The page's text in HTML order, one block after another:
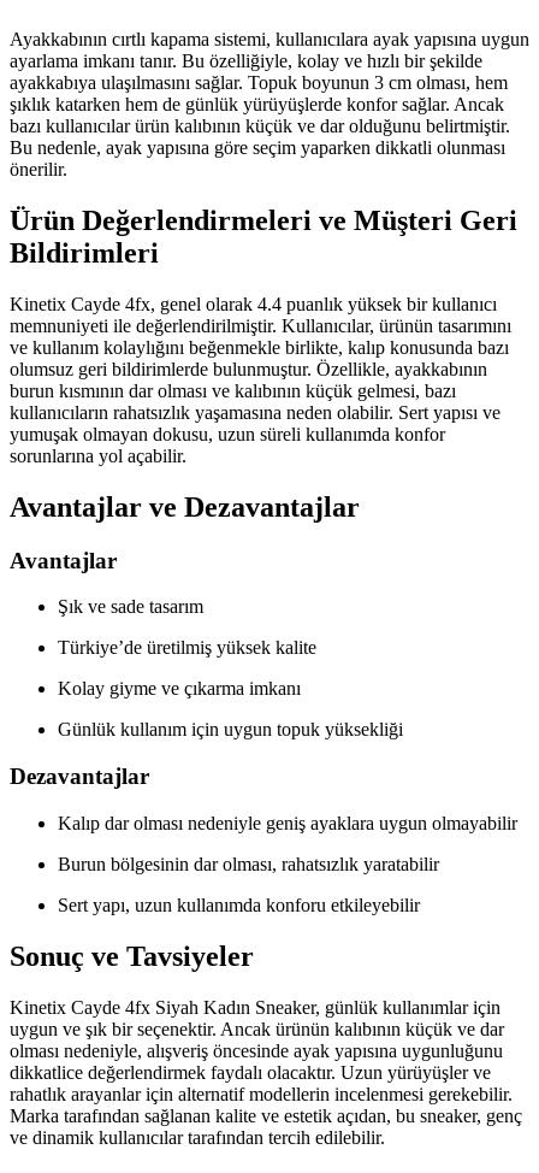
Ayakkabının cırtlı kapama sistemi, kullanıcılara ayak yapısına uygun
ayarlama imkanı tanır. Bu özelliğiyle, kolay ve hızlı bir şekilde
ayakkabıya ulaşılmasını sağlar. Topuk boyunun 3 cm olması, hem
şıklık katarken hem de günlük yürüyüşlerde konfor sağlar. Ancak
bazı kullanıcılar ürün kalıbının küçük ve dar olduğunu belirtmiştir.
Bu nedenle, ayak yapısına göre seçim yaparken dikkatli olunması
önerilir.
Ürün Değerlendirmeleri ve Müşteri Geri
Bildirimleri
Kinetix Cayde 4fx, genel olarak 4.4 puanlık yüksek bir kullanıcı
memnuniyeti ile değerlendirilmiştir. Kullanıcılar, ürünün tasarımını
ve kullanım kolaylığını beğenmekle birlikte, kalıp konusunda bazı
olumsuz geri bildirimlerde bulunmuştur. Özellikle, ayakkabının
burun kısmının dar olması ve kalıbının küçük gelmesi, bazı
kullanıcıların rahatsızlık yaşamasına neden olabilir. Sert yapısı ve
yumuşak olmayan dokusu, uzun süreli kullanımda konfor
sorunlarına yol açabilir.
Avantajlar ve Dezavantajlar
Avantajlar
Şık ve sade tasarım
Türkiye’de üretilmiş yüksek kalite
Kolay giyme ve çıkarma imkanı
Günlük kullanım için uygun topuk yüksekliği
Dezavantajlar
Kalıp dar olması nedeniyle geniş ayaklara uygun olmayabilir
Burun bölgesinin dar olması, rahatsızlık yaratabilir
Sert yapı, uzun kullanımda konforu etkileyebilir
Sonuç ve Tavsiyeler
Kinetix Cayde 4fx Siyah Kadın Sneaker, günlük kullanımlar için
uygun ve şık bir seçenektir. Ancak ürünün kalıbının küçük ve dar
olması nedeniyle, alışveriş öncesinde ayak yapısına uygunluğunu
dikkatlice değerlendirmek faydalı olacaktır. Uzun yürüyüşler ve
rahatlık arayanlar için alternatif modellerin incelenmesi gerekebilir.
Marka tarafından sağlanan kalite ve estetik açıdan, bu sneaker, genç
ve dinamik kullanıcılar tarafından tercih edilebilir.